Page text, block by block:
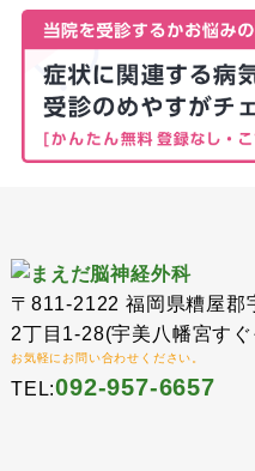
〒811-2122 福岡県糟屋郡
2丁目1-28(宇美八幡宮す
お気軽にお問い合わせください。
TEL:092-957-6657